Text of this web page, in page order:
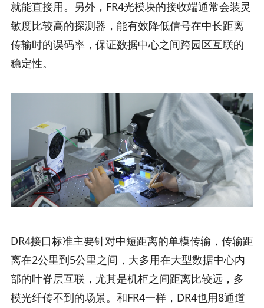
就能直接用。另外，FR4光模块的接收端通常会装灵
敏度比较高的探测器，能有效降低信号在中长距离
传输时的误码率，保证数据中心之间跨园区互联的
稳定性。​
DR4接口标准主要针对中短距离的单模传输，传输距
离在2公里到5公里之间，大多用在大型数据中心内
部的叶脊层互联，尤其是机柜之间距离比较远，多
模光纤传不到的场景。和FR4一样，DR4也用8通道